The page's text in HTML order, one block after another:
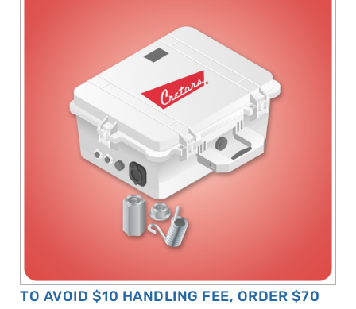
TO AVOID $10 HANDLING FEE, ORDER $70